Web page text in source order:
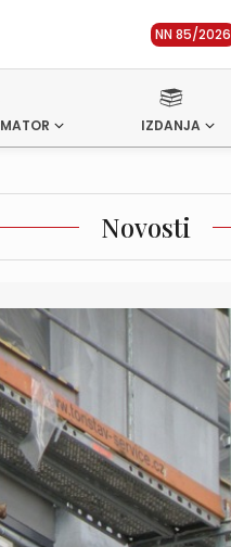
NN 85/2026
IZDANJA
Novosti